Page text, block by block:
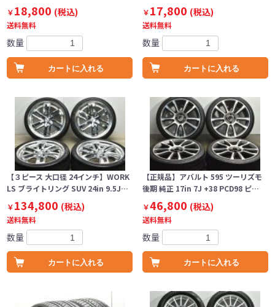
￥18,800 (税込)
送料無料
数量
カートに入れる
￥17,800 (税込)
送料無料
数量
カートに入れる
【３ピース 大口径 24インチ】WORK
LS ブライトリング SUV 24in 9.5J…
￥134,800 (税込)
送料無料
数量
カートに入れる
【正規品】アバルト 595 ツーリズモ
後期 純正 17in 7J +38 PCD98 ピ…
￥46,800 (税込)
送料無料
数量
カートに入れる